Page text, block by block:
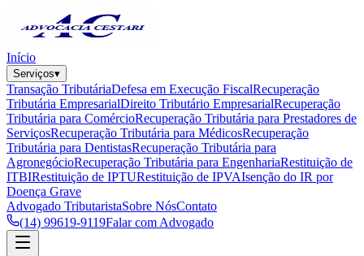
Início
Serviços▾
Transação TributáriaDefesa em Execução FiscalRecuperação
Tributária EmpresarialDireito Tributário EmpresarialRecuperação
Tributária para ComércioRecuperação Tributária para Prestadores de
ServiçosRecuperação Tributária para MédicosRecuperação
Tributária para DentistasRecuperação Tributária para
AgronegócioRecuperação Tributária para EngenhariaRestituição de
ITBIRestituição de IPTURestituição de IPVAIsenção do IR por
Doença Grave
Advogado TributaristaSobre NósContato
(14) 99619-9119Falar com Advogado